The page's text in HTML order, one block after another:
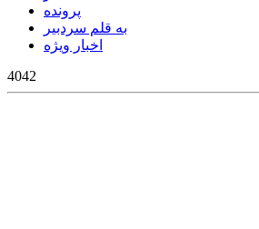
پرونده
به قلم سردبیر
اخبار ویژه
4042